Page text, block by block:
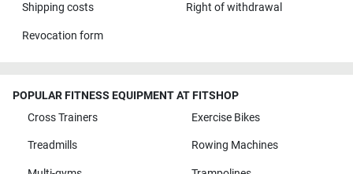
Shipping costs Right of withdrawal
Revocation form
POPULAR FITNESS EQUIPMENT AT FITSHOP
Cross Trainers
Exercise Bikes
Treadmills Rowing Machines